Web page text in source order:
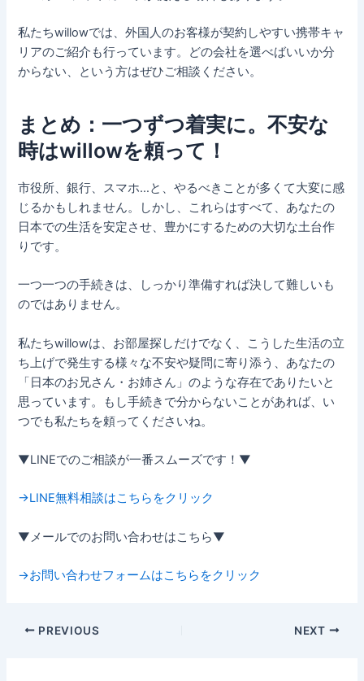
私たちwillowでは、外国人のお客様が契約しやすい携帯キャ
リアのご紹介も行っています。どの会社を選べばいいか分
からない、という方はぜひご相談ください。
まとめ：一つずつ着実に。不安な
時はwillowを頼って！
市役所、銀行、スマホ…と、やるべきことが多くて大変に感
じるかもしれません。しかし、これらはすべて、あなたの
日本での生活を安定させ、豊かにするための大切な土台作
りです。
一つ一つの手続きは、しっかり準備すれば決して難しいも
のではありません。
私たちwillowは、お部屋探しだけでなく、こうした生活の立
ち上げで発生する様々な不安や疑問に寄り添う、あなたの
「日本のお兄さん・お姉さん」のような存在でありたいと
思っています。もし手続きで分からないことがあれば、い
つでも私たちを頼ってくださいね。
▼LINEでのご相談が一番スムーズです！▼
→LINE無料相談はこちらをクリック
▼メールでのお問い合わせはこちら▼
→お問い合わせフォームはこちらをクリック
PREVIOUS NEXT